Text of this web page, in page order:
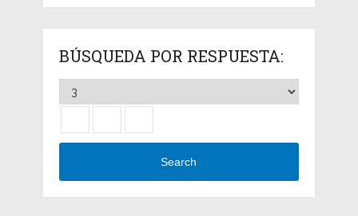
BÚSQUEDA POR RESPUESTA:
Search